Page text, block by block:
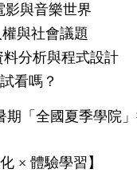
影與音樂世界
與社會議題
料分析與程式設計
看嗎？
期「全國夏季學院
× 體驗學習】